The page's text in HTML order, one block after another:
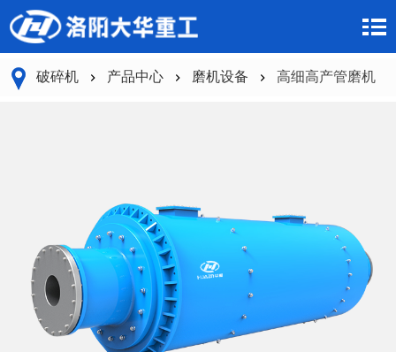
破碎机 产品中心 磨机设备 高细高产管磨机